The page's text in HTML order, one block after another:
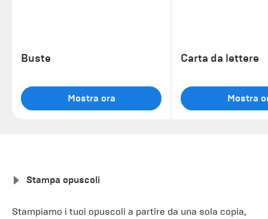
Buste
Mostra ora
Carta da lettere
Mostra
Stampa opuscoli
Stampiamo i tuoi opuscoli a partire da una sola copia,